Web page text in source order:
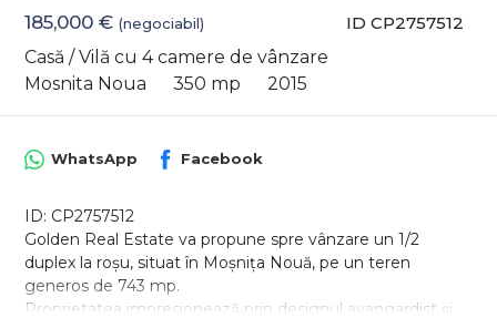
ID CP2757512
185,000 € (negociabil)
Casă / Vilă cu 4 camere de vânzare
Mosnita Noua
350 mp 2015
WhatsApp Facebook
ID: CP2757512
Golden Real Estate va propune spre vânzare un 1/2
duplex la roșu, situat în Moșnița Nouă, pe un teren
generos de 743 mp.
Proprietatea impresionează prin designul avangardist și